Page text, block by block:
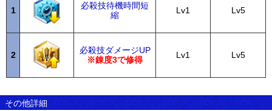
1
必殺技待機時間短
縮
Lv1 Lv5
2
必殺技ダメージUP
※錬度3で修得
Lv1 Lv5
その他詳細